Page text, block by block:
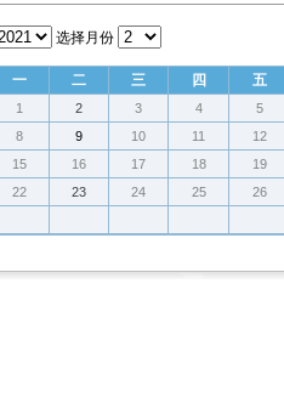
选择月份
一 二 三 四 五
1 2 3 4 5
8 9 10 11 12
15 16 17 18 19
22 23 24 25 26